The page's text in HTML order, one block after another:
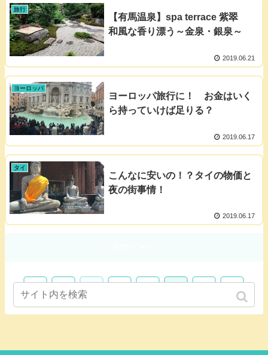
旅行
【有馬温泉】spa terrace 紫翠
和風な香り漂う～金泉・銀泉～
2019.06.21
ヨーロッパ
ヨーロッパ旅行に！ お金はいく
ら持っていけば足りる？
2019.06.17
タイ
こんなに安いの！？タイの物価と
夜の街事情！
2019.06.17
1